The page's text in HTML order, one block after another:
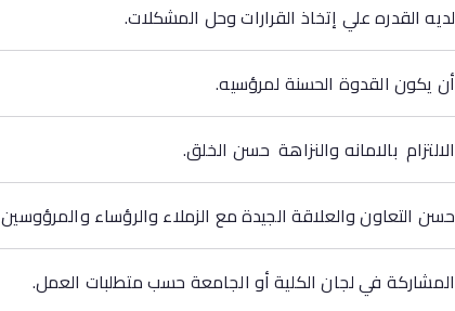
لديه القدره علي إتخاذ القرارات وحل المشكلات.
أن يكون القدوة الحسنة لمرؤسيه.
الالتزام بالامانه والنزاهة حسن الخلق.
حسن التعاون والعلاقة الجيدة مع الزملاء والرؤساء والمرؤوسين
المشاركة في لجان الكلية أو الجامعة حسب متطلبات العمل.